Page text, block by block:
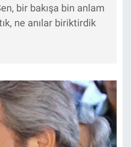
bir bakışa bin anlam
ne anılar biriktirdik